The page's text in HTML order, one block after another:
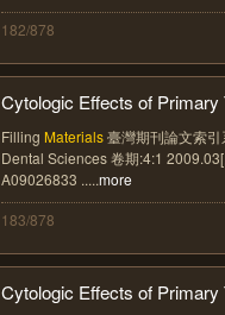
182/878
Cytologic Effects of Primary
Filling Materials臺灣期刊論文索
Dental Sciences 卷期:4:1
A09026833 .....more
183/878
Cytologic Effects of Primary